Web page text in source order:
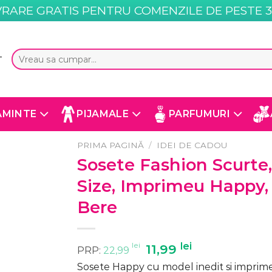
GRATIS PENTRU COMENZILE DE PESTE
Caută
după:
PIJAMALE PARFUMURI
PRIMA PAGINĂ / IDEI DE CADOU
Sosete Fashion
Size, Imprimeu
Bere
PRP: 22,99 lei
Prețul
11,99 leiPrețul
curent
Sosete Happy cu model inedit si